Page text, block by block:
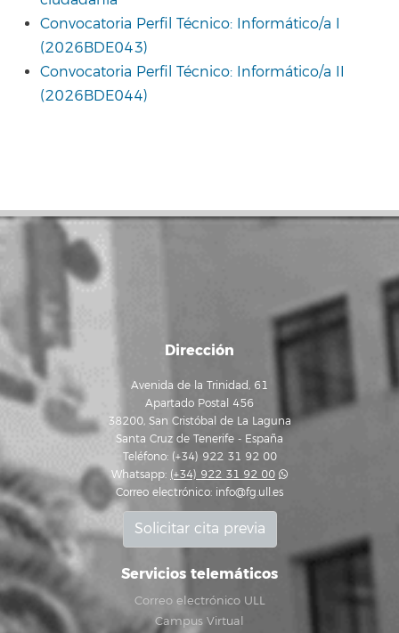
Convocatoria Perfil Técnico: Informático/a I
(2026BDE043)
Convocatoria Perfil Técnico: Informático/a II
(2026BDE044)
Dirección
Avenida de la Trinidad, 61
Apartado Postal 456
38200, San Cristóbal de La Laguna
Santa Cruz de Tenerife - España
Teléfono: (+34) 922 31 92 00
Whatsapp: (+34) 922 31 92 00
Correo electrónico: info@fg.ull.es
Solicitar cita previa
Servicios telemáticos
Correo electrónico ULL
Campus Virtual